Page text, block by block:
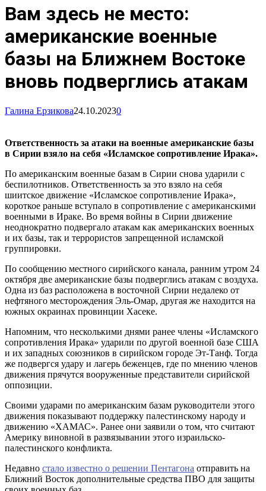
Вам здесь не место:
американские военные
базы на Ближнем Востоке
вновь подверглись атакам
Галина Ерзикова24.10.20230
Ответственность за атаки на военные американские базы
в Сирии взяло на себя «Исламское сопротивление Ирака».
По американским военные базам в Сирии снова ударили с
беспилотников. Ответственность за это взяло на себя
шиитское движение «Исламское сопротивление Ирака»,
короткое раньше вступало в сопротивление с американскими
военными в Ираке. Во время войны в Сирии движение
неоднократно подвергало атакам как американских военных
и их базы, так и террористов запрещенной исламской
группировки.
По сообщению местного сирийского канала, ранним утром 24
октября две американские базы подверглись атакам с воздуха.
Одна из баз расположена в восточной Сирии недалеко от
нефтяного месторождения Эль-Омар, другая же находится на
южных окраинах провинции Хасеке.
Напомним, что несколькими днями ранее члены «Исламского
сопротивления Ирака» ударили по другой военной базе США
и их западных союзников в сирийском городе Эт-Танф. Тогда
же подвергся удару и лагерь беженцев, где по мнению членов
движения прячутся вооруженные представители сирийской
оппозиции.
Своими ударами по американским базам руководители этого
движения показывают поддержку палестинскому народу и
движению «ХАМАС». Ранее они заявили о том, что считают
Америку виновной в развязывании этого израильско-
палестинского конфликта.
Недавно стало известно о решении Пентагона отправить на
Ближний Восток дополнительные средства ПВО для защиты